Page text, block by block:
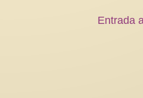
Entrada